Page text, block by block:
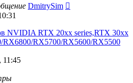
DmitrySim
NVIDIA RTX 20xx series,RTX 30xx
RX6800/RX5700/RX5600/RX5500
11:45